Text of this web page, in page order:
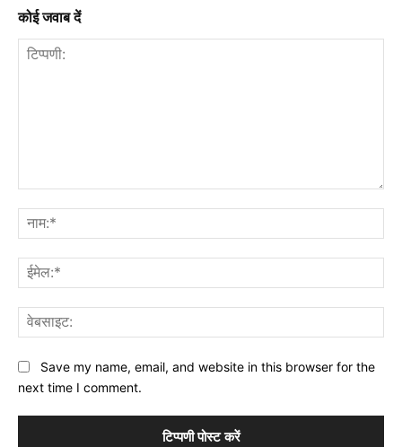
कोई जवाब दें
Save my name, email, and website in this browser for the
next time I comment.